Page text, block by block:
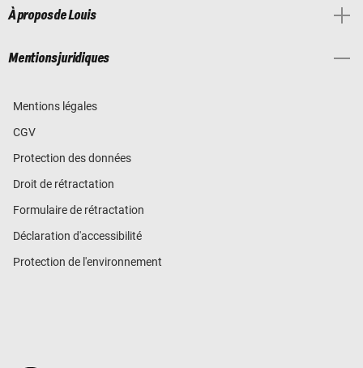
À propos de Louis
Mentions juridiques
Mentions légales
CGV
Protection des données
Droit de rétractation
Formulaire de rétractation
Déclaration d'accessibilité
Protection de l'environnement